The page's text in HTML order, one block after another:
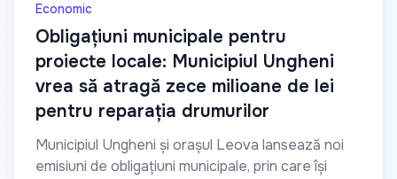
Economic
Obligațiuni municipale pentru
proiecte locale: Municipiul Ungheni
vrea să atragă zece milioane de lei
pentru reparația drumurilor
Municipiul Ungheni și orașul Leova lansează noi
emisiuni de obligațiuni municipale, prin care își